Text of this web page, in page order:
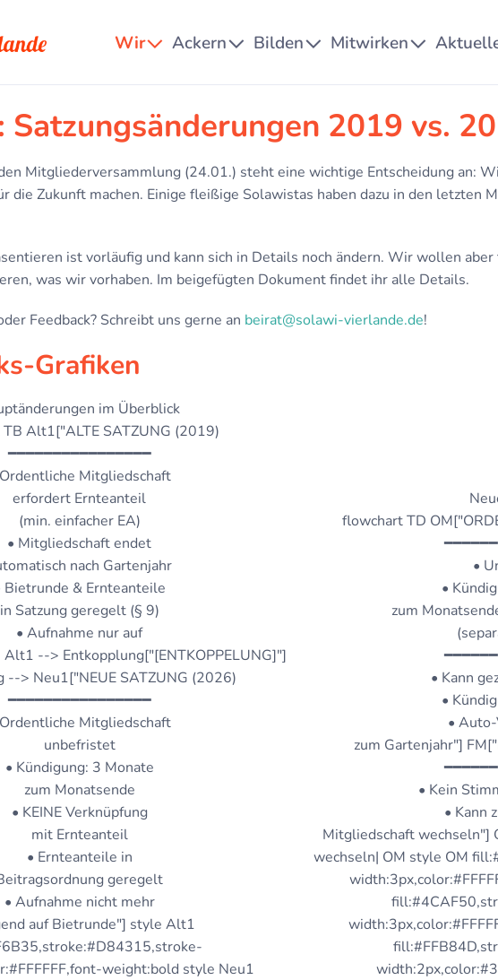
Wir Ackern Bilden Mitwirken
Satzungsänderungen 2019 vs.
Mitgliederversammlung (24.01.) steht eine wichtige Entscheidung an:
die Zukunft machen. Einige fleißige Solawistas haben dazu in den letzten
ist vorläufig und kann sich in Details noch ändern. Wir wollen
was wir vorhaben. Im beigefügten Dokument findet ihr alle Details.
Feedback? Schreibt uns gerne an beirat@solawi-vierlande.de!
Grafiken
im Überblick
Alt1["ALTE SATZUNG (2019)
━━━━━━━━━━━━━━━━
Mitgliedschaft
erfordert Ernteanteil
(min. einfacher EA)
• Mitgliedschaft endet
nach Gartenjahr
Bietrunde & Ernteanteile
in Satzung geregelt (§ 9)
• Aufnahme nur auf
--> Entkopplung["[ENTKOPPELUNG]"]
--> Neu1["NEUE SATZUNG (2026)
━━━━━━━━━━━━━━━━
Mitgliedschaft
unbefristet
• Kündigung: 3 Monate
zum Monatsende
• KEINE Verknüpfung
mit Ernteanteil
• Ernteanteile in
geregelt
• Aufnahme nicht mehr
auf Bietrunde"] style Alt1
weight:bold style Neu1
flowchart TD
•
•
zum
• Kann
•
•
zum Gartenjahr"]
• Kein
• Kann
Mitgliedschaft wechseln"]
wechseln| OM style OM